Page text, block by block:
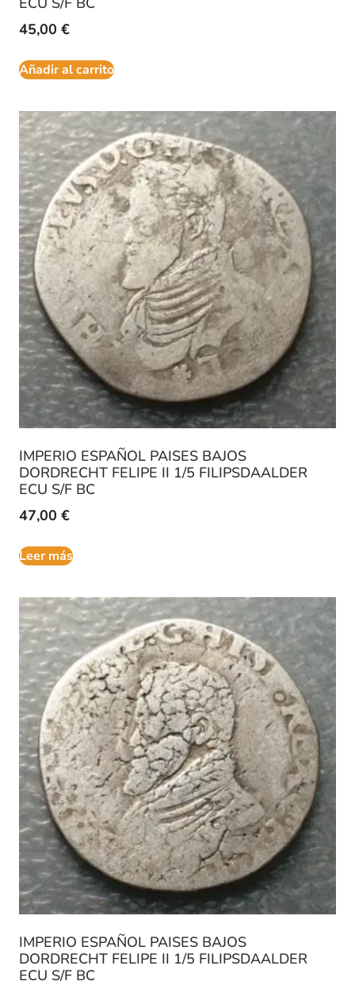
45,00 €
Añadir al carrito
IMPERIO ESPAÑOL PAISES BAJOS
DORDRECHT FELIPE II 1/5 FILIPSDAALDER
ECU S/F BC
47,00 €
Leer más
IMPERIO ESPAÑOL PAISES BAJOS
DORDRECHT FELIPE II 1/5 FILIPSDAALDER
ECU S/F BC